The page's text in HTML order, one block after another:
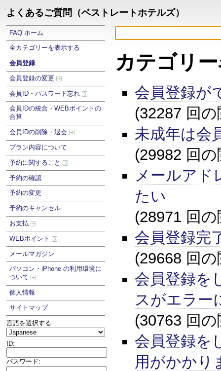
よくあるご質問（ベストレートホテルズ）
FAQ ホーム
全カテゴリーを表示する
会員登録
会員登録の変更
会員ID・パスワード忘れ
会員IDの統合・WEBポイントの
合算
会員IDの削除・退会
プラン内容について
予約に関すること
予約の確認
予約の変更
予約のキャンセル
お支払
WEBポイント
メールマガジン
パソコン・iPhone の利用環境に
ついて
個人情報
サイトマップ
言語を選択する
ID:
パスワード:
カテゴリ
会員登録が
(32287 回
未成年は会
(29982 回
メールアド
たい
(28971 回
会員登録完
(29668 回
会員登録を
スがエラー
(30763 回
会員登録を
用がかかり